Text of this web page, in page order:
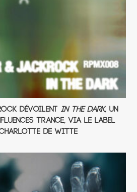
dévoilent In The Dark, un
Trance, via le label
Charlotte de Witte